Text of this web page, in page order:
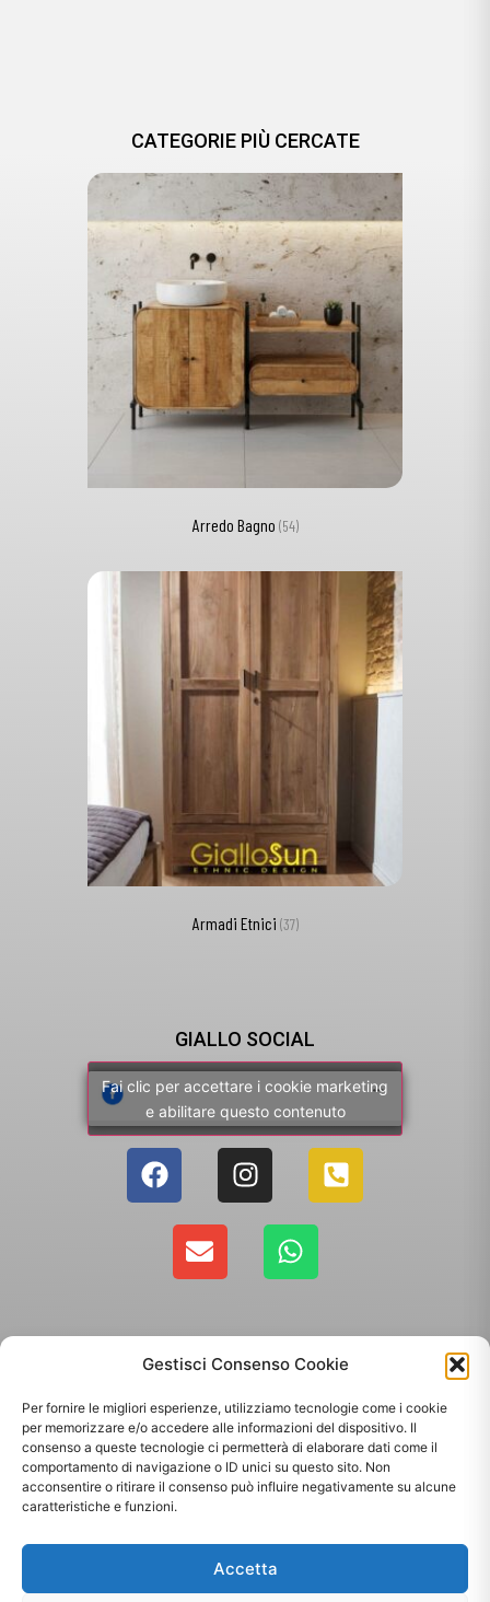
Gestisci Consenso Cookie
Per fornire le migliori esperienze, utilizziamo tecnologie come i cookie
per memorizzare e/o accedere alle informazioni del dispositivo. Il
consenso a queste tecnologie ci permetterà di elaborare dati come il
comportamento di navigazione o ID unici su questo sito. Non
acconsentire o ritirare il consenso può influire negativamente su alcune
caratteristiche e funzioni.
Accetta
CATEGORIE PIÙ CERCATE
Arredo Bagno (54)
Armadi Etnici (37)
GIALLO SOCIAL
Fai clic per accettare i cookie marketing
e abilitare questo contenuto
Copyright 2025 - Giallo Sun sas di Sandonà Alessandro & C. | Via Roma 106,
35010 Massanzago PD | P.Iva: 03885160287
Sito web realizzato daOrezero Digital Agency